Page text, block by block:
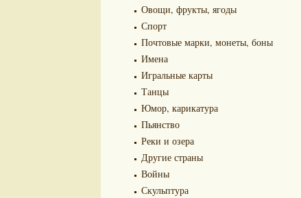
Овощи, фрукты, ягоды
Спорт
Почтовые марки, монеты, боны
Имена
Игральные карты
Танцы
Юмор, карикатура
Пьянство
Реки и озера
Другие страны
Войны
Скульптура